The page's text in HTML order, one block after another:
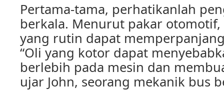
Pertama-tama, perhatikanlah
berkala. Menurut pakar
yang rutin dapat
“Oli yang kotor dapat
berlebih pada mesin dan
ujar John, seorang mekanik bus